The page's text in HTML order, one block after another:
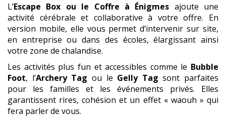
L’Escape Box ou le Coffre à Énigmes ajoute une
activité cérébrale et collaborative à votre offre. En
version mobile, elle vous permet d’intervenir sur site,
en entreprise ou dans des écoles, élargissant ainsi
votre zone de chalandise.
Les activités plus fun et accessibles comme le Bubble
Foot, l’Archery Tag ou le Gelly Tag sont parfaites
pour les familles et les événements privés. Elles
garantissent rires, cohésion et un effet « waouh » qui
fera parler de vous.